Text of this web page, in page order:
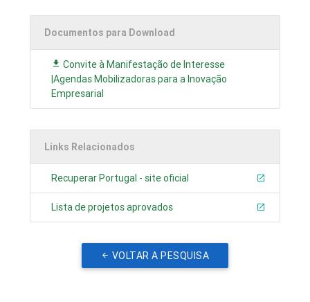
Documentos para Download
Convite à Manifestação de Interesse
|Agendas Mobilizadoras para a Inovação
Empresarial
Links Relacionados
Recuperar Portugal - site oficial
Lista de projetos aprovados
VOLTAR A PESQUISA